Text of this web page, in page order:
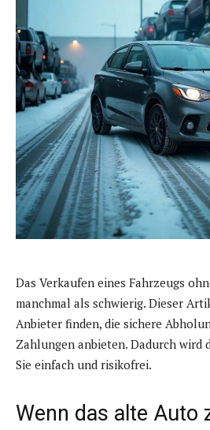
Das Verkaufen eines Fahrzeugs
manchmal als schwierig. Dieser
Anbieter finden, die sichere
Zahlungen anbieten. Dadurch wird
Sie einfach und risikofrei.
Wenn das alte Auto